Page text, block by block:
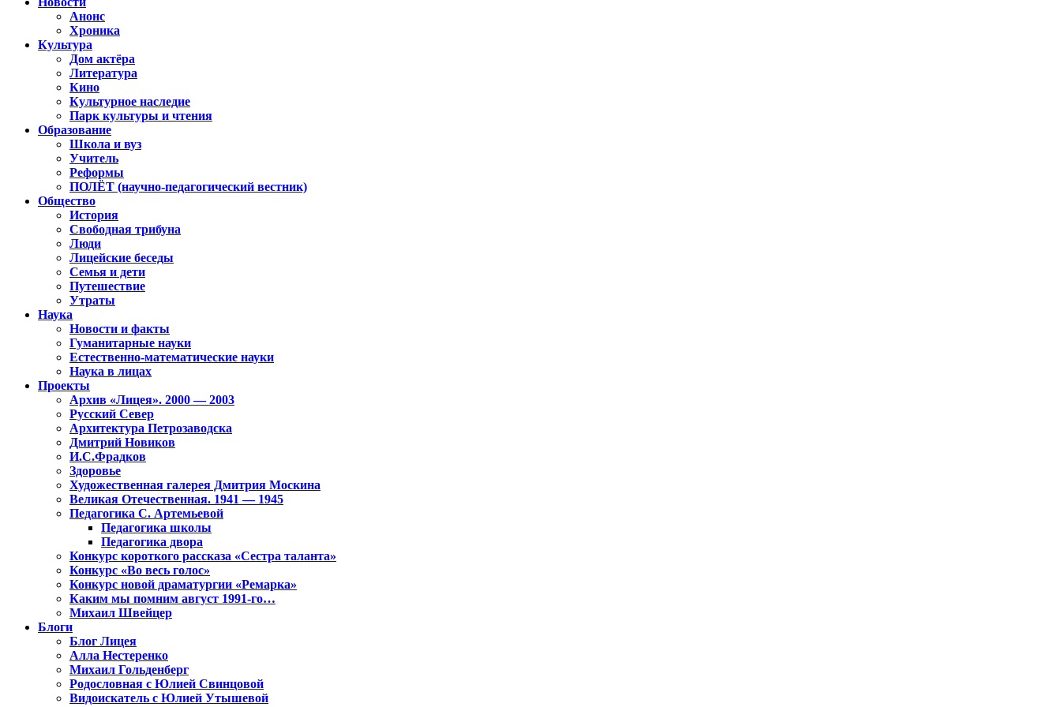
Анонс
Хроника
Культура
Дом актёра
Литература
Кино
Культурное наследие
Парк культуры и чтения
Образование
Школа и вуз
Учитель
Реформы
ПОЛЁТ (научно-педагогический вестник)
Общество
История
Свободная трибуна
Люди
Лицейские беседы
Семья и дети
Путешествие
Утраты
Наука
Новости и факты
Гуманитарные науки
Естественно-математические науки
Наука в лицах
Проекты
Архив «Лицея». 2000 — 2003
Русский Север
Архитектура Петрозаводска
Дмитрий Новиков
И.С.Фрадков
Здоровье
Художественная галерея Дмитрия Москина
Великая Отечественная. 1941 — 1945
Педагогика С. Артемьевой
Педагогика школы
Педагогика двора
Конкурс короткого рассказа «Сестра таланта»
Конкурс «Во весь голос»
Конкурс новой драматургии «Ремарка»
Каким мы помним август 1991-го…
Михаил Швейцер
Блоги
Блог Лицея
Алла Нестеренко
Михаил Гольденберг
Родословная с Юлией Свинцовой
Видоискатель с Юлией Утышевой